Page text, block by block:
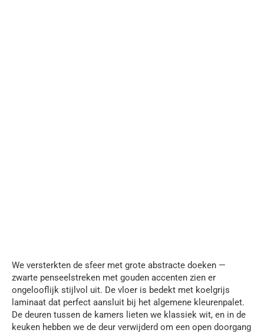
We versterkten de sfeer met grote abstracte doeken —
zwarte penseelstreken met gouden accenten zien er
ongelooflijk stijlvol uit. De vloer is bedekt met koelgrijs
laminaat dat perfect aansluit bij het algemene kleurenpalet.
De deuren tussen de kamers lieten we klassiek wit, en in de
keuken hebben we de deur verwijderd om een open doorgang